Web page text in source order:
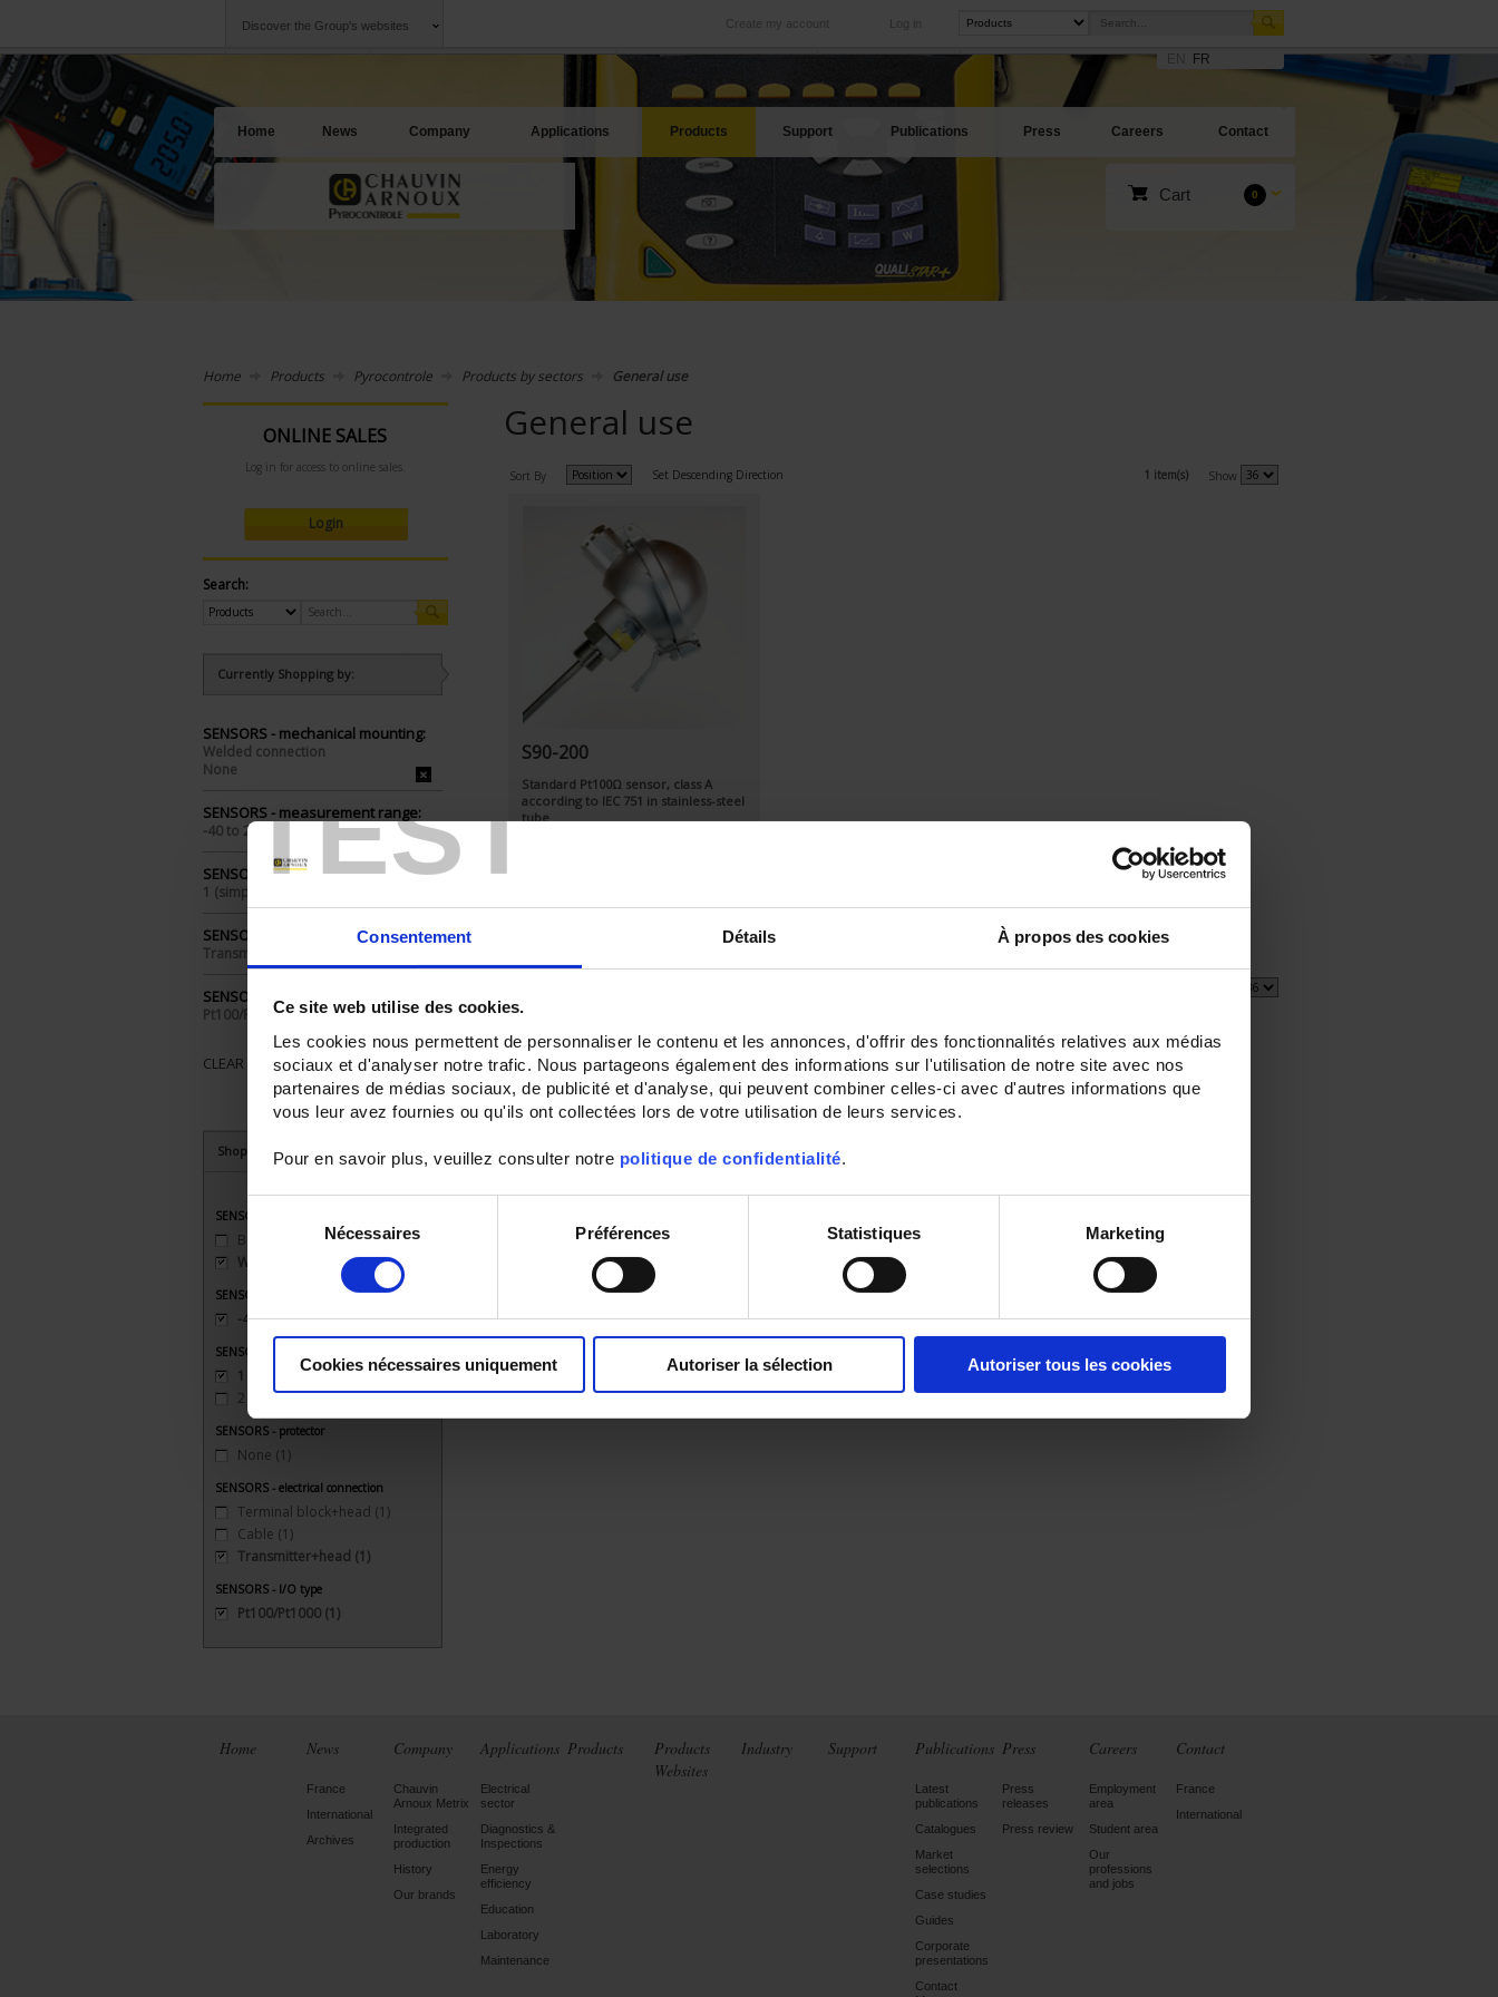
TEST
Consentement Détails À propos des cookies
Ce site web utilise des cookies.
Les cookies nous permettent de personnaliser le contenu et les annonces, d'offrir des fonctionnalités relatives aux médias
sociaux et d'analyser notre trafic. Nous partageons également des informations sur l'utilisation de notre site avec nos
partenaires de médias sociaux, de publicité et d'analyse, qui peuvent combiner celles-ci avec d'autres informations que
vous leur avez fournies ou qu'ils ont collectées lors de votre utilisation de leurs services.
Pour en savoir plus, veuillez consulter notre politique de confidentialité.
Sélection
consentement
Nécessaires Préférences Statistiques Marketing
Cookies nécessaires uniquement Autoriser la sélection Autoriser tous les cookies
Discover the Group's websites Log in
Create my account
International
Our subsidiaries abroad
Our best offers
FR
Home News Company Applications Products Support Publications Press Careers Contact
Cart 0
Home Products Pyrocontrole Products by sectors General use
ONLINE SALES
Log in for access to online sales.
Login
Search:
Currently Shopping by:
SENSORS - mechanical mounting:
Welded connection
None
SENSORS - measurement range:
-40 to 200°C
SENSORS - no. of measuring points:
1 (simple)
SENSORS - electrical connection:
Transmitter+head
SENSORS - I/O type:
Pt100/Pt1000
CLEAR ALL
Shop By
SENSORS - mechanical mounting
Bracket
Welded connection(1)
SENSORS - measurement range
-40 to 200°C(1)
SENSORS - no. of measuring points
1 (simple)(1)
2 (duplex)(1)
SENSORS - protector
None (1)
SENSORS - electrical connection
Terminal block+head (1)
Cable (1)
Transmitter+head (1)
SENSORS - I/O type
Pt100/Pt1000 (1)
General use
Sort By Set Descending Direction 1 item(s) Show
S90-200
Standard Pt100Ω sensor, class A
according to IEC 751 in stainless-steel
tube
Home News
France
International
Archives
Company
Chauvin
Arnoux Metrix
Integrated
production
History
Our brands
Applications
Electrical
sector
Diagnostics &
Inspections
Energy
efficiency
Education
Laboratory
Maintenance
Products
Products
Websites
Industry Support Publications
Latest
publications
Catalogues
Market
selections
Case studies
Guides
Corporate
presentations
Contact
Press
Press
releases
Press review
Careers
Employment
area
Student area
Our
professions
and jobs
Contact
France
International